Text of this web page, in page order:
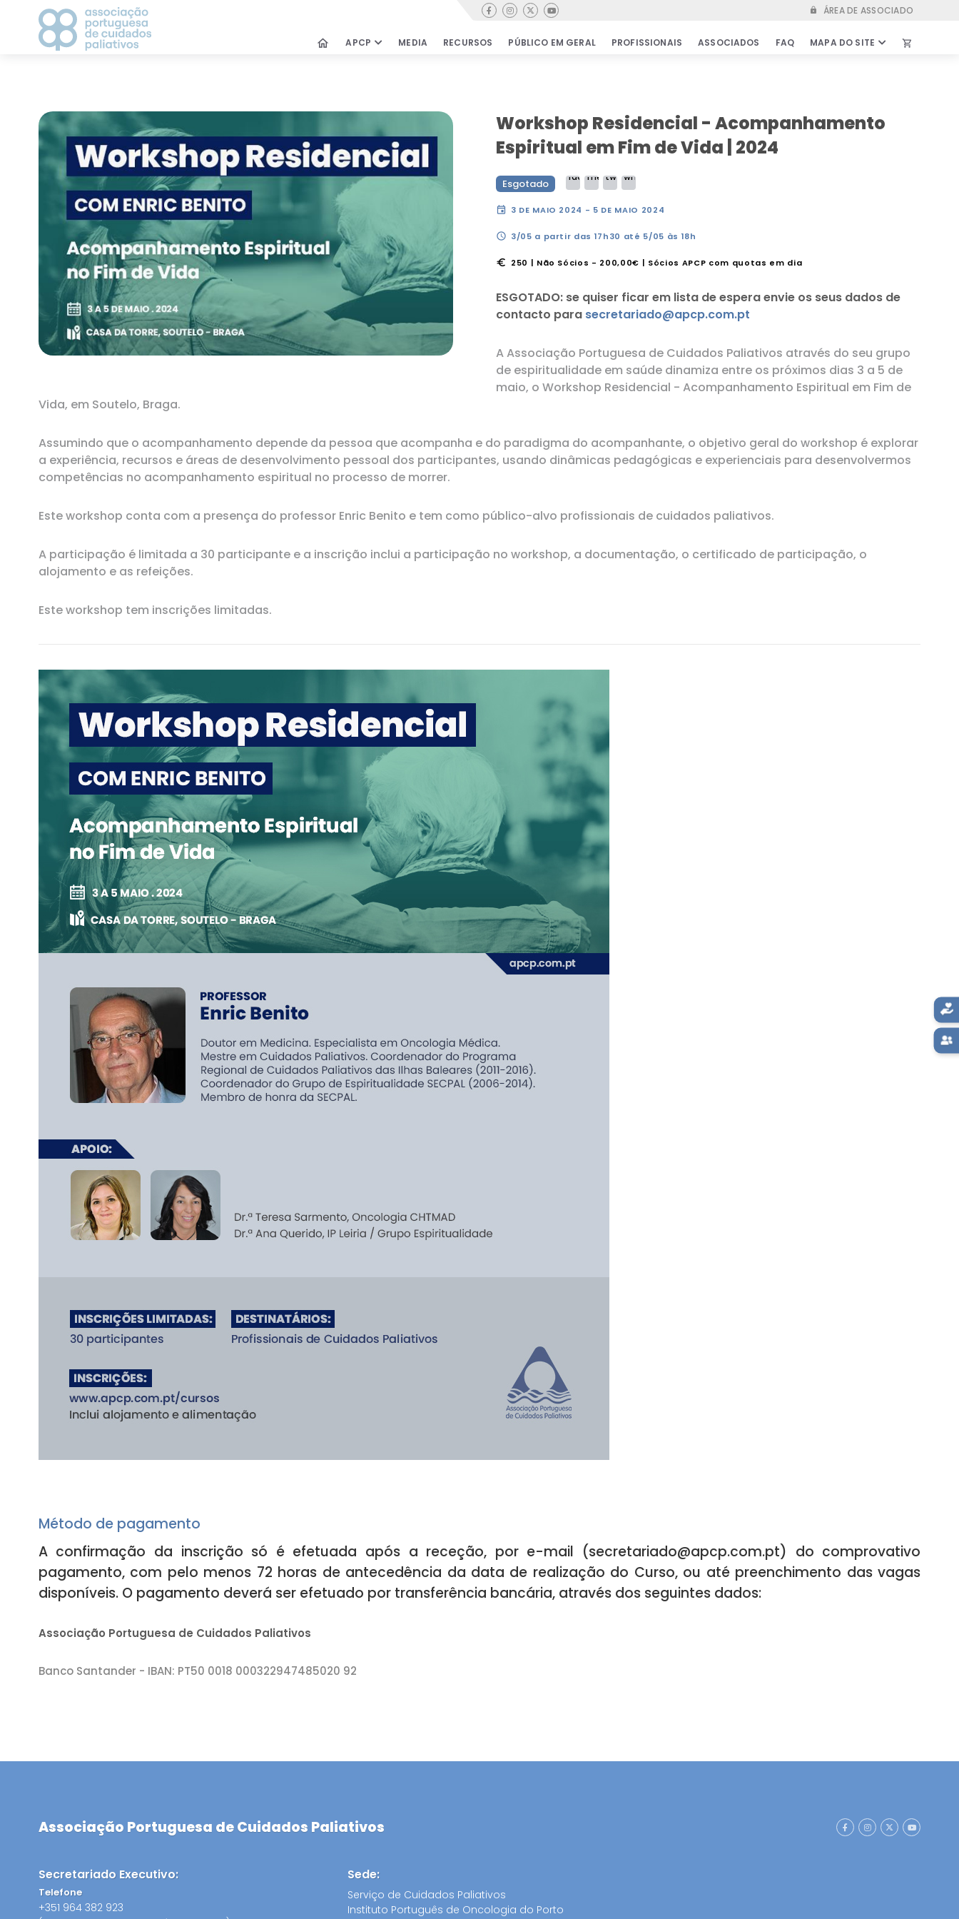
lock ÁREA DE ASSOCIADO
home APCP
MEDIA
RECURSOS PÚBLICO EM GERAL PROFISSIONAIS ASSOCIADOS FAQ MAPA DO SITE
Apresentação
Estatutos
História
Direção
Grupos de Trabalho
Visionários
Vantagem de ser associado
Parceiros
Contactos
2022
2023
CICLO DE DEBATES
AGENDA
MEDIA
Notícias
Comunicados de Imprensa
Recortes de Imprensa
Cuidados Paliativos
Encontrar equipas
Testemunhos
Movimento de Cidadãos
Perguntas Frequentes
COMO APOIAR
Cursos & Workshops
Oportunidades de Emprego
Revista de Cuidados
Publicações científicas
Clube de Leitura
Documentos
Links úteis
Vantagens de ser associado
Parcerias & Protocolos
Secretariado
FAQ
LOJA ONLINE
shopping_cart
Workshop Residencial - Acompanhamento
Espiritual em Fim de Vida | 2024
Esgotado
event 3 DE MAIO 2024 - 5 DE MAIO 2024
schedule 3/05 a partir das 17h30 até 5/05 às 18h
euro 250 | Não Sócios - 200,00€ | Sócios APCP com quotas em dia
ESGOTADO: se quiser ficar em lista de espera envie os seus dados de
contacto para secretariado@apcp.com.pt
A Associação Portuguesa de Cuidados Paliativos através do seu grupo
de espiritualidade em saúde dinamiza entre os próximos dias 3 a 5 de
maio, o Workshop Residencial - Acompanhamento Espiritual em Fim de
Vida, em Soutelo, Braga.
Assumindo que o acompanhamento depende da pessoa que acompanha e do paradigma do acompanhante, o objetivo geral do workshop é explorar
a experiência, recursos e áreas de desenvolvimento pessoal dos participantes, usando dinâmicas pedagógicas e experienciais para desenvolvermos
competências no acompanhamento espiritual no processo de morrer.
Este workshop conta com a presença do professor Enric Benito e tem como público-alvo profissionais de cuidados paliativos.
A participação é limitada a 30 participante e a inscrição inclui a participação no workshop, a documentação, o certificado de participação, o
alojamento e as refeições.
Este workshop tem inscrições limitadas.
Método de pagamento
A confirmação da inscrição só é efetuada após a receção, por e-mail (secretariado@apcp.com.pt) do comprovativo
pagamento, com pelo menos 72 horas de antecedência da data de realização do Curso, ou até preenchimento das vagas
disponíveis. O pagamento deverá ser efetuado por transferência bancária, através dos seguintes dados:
Associação Portuguesa de Cuidados Paliativos
Banco Santander - IBAN: PT50 0018 000322947485020 92
Associação Portuguesa de Cuidados Paliativos
Secretariado Executivo:
Telefone
+351 964 382 923
Sede:
Serviço de Cuidados Paliativos
Instituto Português de Oncologia do Porto